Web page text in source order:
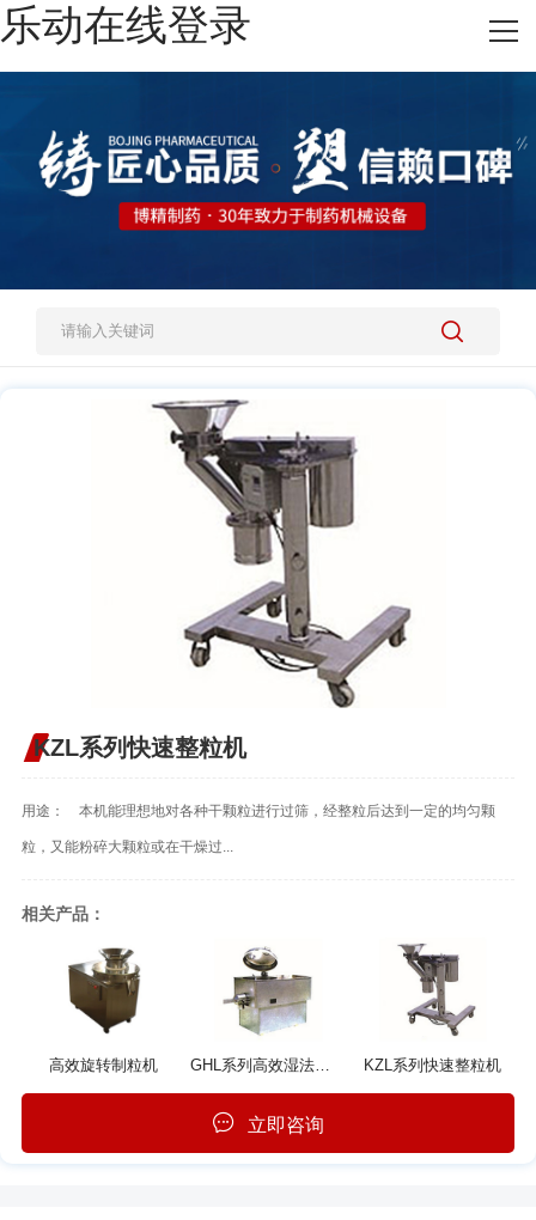
乐动在线登录
网站乐动在线登录
施工案例
人才招聘
乐动在线登录-乐动(中国)-乐动
KZL系列快速整粒机
用途： 本机能理想地对各种干颗粒进行过筛，经整粒后达到一定的均匀颗
粒，又能粉碎大颗粒或在干燥过...
相关产品：
高效旋转制粒机 KZL系列快速整粒机
立即咨询